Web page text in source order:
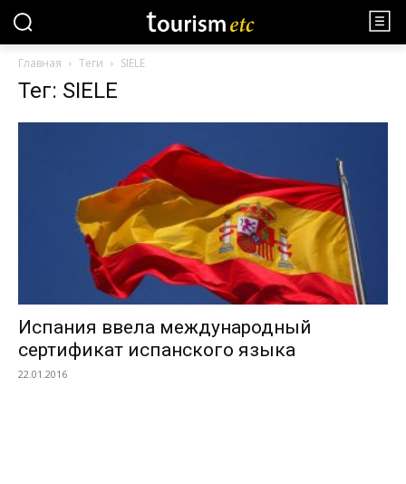
Главная Теги SIELE
Тег: SIELE
Испания ввела международный
сертификат испанского языка
22.01.2016